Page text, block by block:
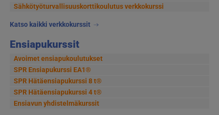
Sähkötyöturvallisuus­korttikoulutus verkkokurssi
Katso kaikki verkkokurssit
Ensiapukurssit
Avoimet ensiapukoulutukset
SPR Ensiapukurssi EA1®
SPR Hätäensiapukurssi 8 t®
SPR Hätäensiapukurssi 4 t®
Ensiavun yhdistelmäkurssit